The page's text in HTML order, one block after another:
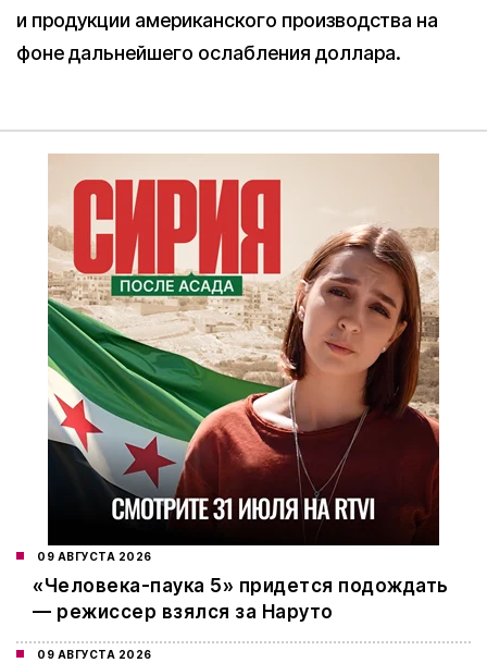
и продукции американского производства на
фоне дальнейшего ослабления доллара.
09 АВГУСТА 2026
«Человека-паука 5» придется подождать
— режиссер взялся за Наруто
09 АВГУСТА 2026